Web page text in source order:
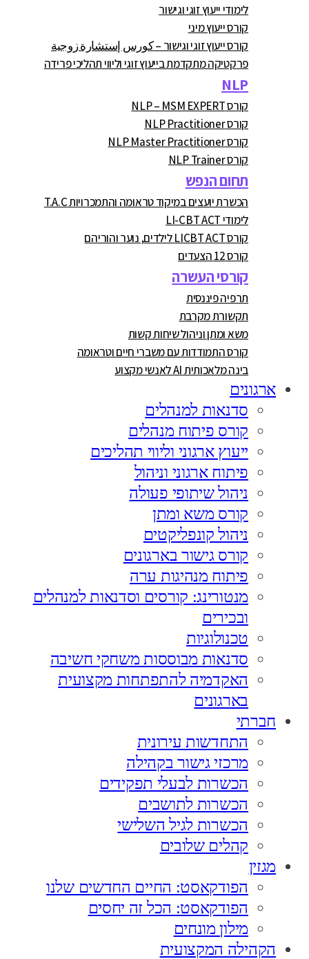
לימודי ייעוץ זוגי וגישור
קורס ייעוץ מיני
קורס ייעוץ זוגי וגישור – كورس إستشارة زوجية
פרקטיקה מתקדמת בייעוץ זוגי וליווי תהליכי פרידה
NLP
קורס NLP – MSM EXPERT
קורס NLP Practitioner
קורס NLP Master Practitioner
קורס NLP Trainer
תחום הנפש
הכשרת יועצים במיקוד טראומה והתמכרויות T.A.C
לימודי LI-CBT ACT
קורס LICBT ACT לילדים, נוער והוריהם
קורס 12 הצעדים
קורסי העשרה
תרפיה פיננסית
תקשורת מקרבת
משא ומתן וניהול שיחות קשות
קורס התמודדות עם משברי חיים וטראומה
בינה מלאכותית AI לאנשי מקצוע
ארגונים
סדנאות למנהלים
קורס פיתוח מנהלים
ייעוץ ארגוני וליווי תהליכים
פיתוח ארגוני וניהול
ניהול שיתופי פעולה
קורס משא ומתן
ניהול קונפליקטים
קורס גישור בארגונים
פיתוח מנהיגות ערה
מנטורינג: קורסים וסדנאות למנהלים
ובכירים
טכנולוגיות
סדנאות מבוססות משחקי חשיבה
האקדמיה להתפתחות מקצועית
בארגונים
חברתי
התחדשות עירונית
מרכזי גישור בקהילה
הכשרות לבעלי תפקידים
הכשרות לתושבים
הכשרות לגיל השלישי
קהלים שלובים
מגזין
הפודקאסט: החיים החדשים שלנו
הפודקאסט: הכל זה יחסים
מילון מונחים
הקהילה המקצועית